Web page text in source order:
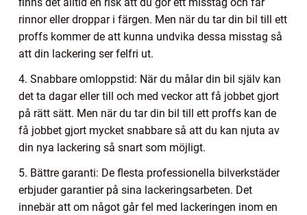
rinnor eller droppar i färgen. Men när du tar din bil till ett
proffs kommer de att kunna undvika dessa misstag så
att din lackering ser felfri ut.
4. Snabbare omloppstid: När du målar din bil själv kan
det ta dagar eller till och med veckor att få jobbet gjort
på rätt sätt. Men när du tar din bil till ett proffs kan de
få jobbet gjort mycket snabbare så att du kan njuta av
din nya lackering så snart som möjligt.
5. Bättre garanti: De flesta professionella bilverkstäder
erbjuder garantier på sina lackeringsarbeten. Det
innebär att om något går fel med lackeringen inom en